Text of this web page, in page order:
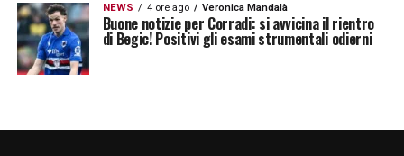
NEWS 4 ore ago Veronica Mandalà
Buone notizie per Corradi: si avvicina il rientro
di Begic! Positivi gli esami strumentali odierni